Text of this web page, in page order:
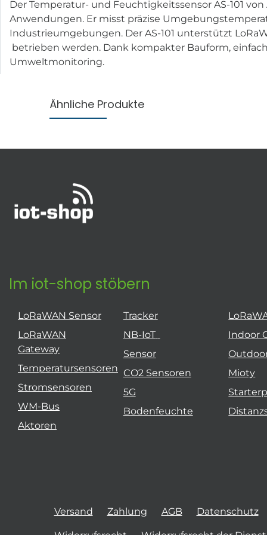
Der Temperatur- und Feuchtigkeitssensor AS-101
Anwendungen. Er misst präzise
Industrieumgebungen. Der AS-101 unterstützt
betrieben werden. Dank kompakter Bauform,
Umweltmonitoring.
Ähnliche Produkte
Im iot-shop stöbern
LoRaWAN Sensor
LoRaWAN
Gateway
Temperatursensoren
Stromsensoren
WM-Bus
Aktoren
Tracker
NB-IoT
Sensor
CO2 Sensoren
5G
Bodenfeuchte
Indoor
Mioty
Versand Zahlung AGB Datenschutz